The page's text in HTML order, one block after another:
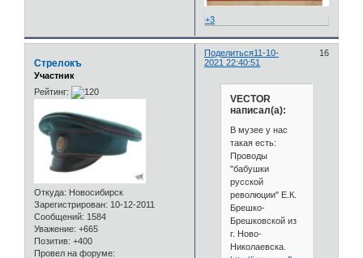
+3
Поделиться 16
11-10-
2021 22:40:51
Стрелокъ
Участник
Рейтинг:
Откуда: Новосибирск
Зарегистрирован: 10-12-2011
Сообщений: 1584
Уважение: +665
Позитив: +400
Провел на форуме:
VECTOR
написал(а):
В музее у нас
такая есть:
Проводы
"бабушки
русской
революции" Е.К.
Брешко-
Брешковской из
г. Ново-
Николаевска.